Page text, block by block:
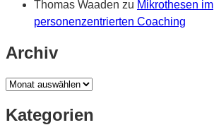
Thomas Waaden zu Mikrothesen im
personenzentrierten Coaching
Archiv
Archiv
Kategorien